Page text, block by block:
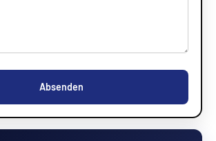
Absenden